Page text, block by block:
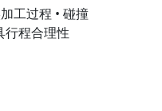
工过程 • 碰撞
行程合理性